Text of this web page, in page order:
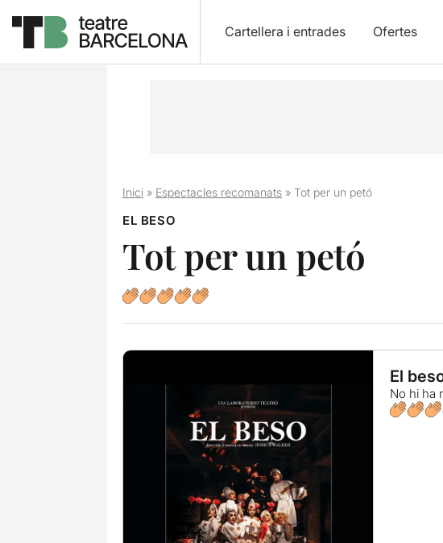
Cartellera i entrades Ofertes
Inici» Espectacles recomanats» Tot per un petó
EL BESO
Tot per un petó
El
No hi ha